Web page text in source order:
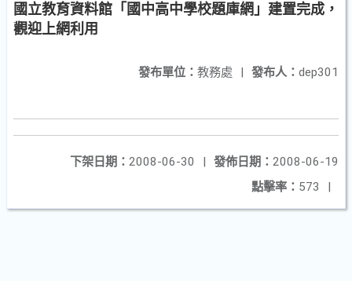
國立教育資料館「國中高中學校題庫網」建置完成，
觀迎上網利用
發布人： dep301
發布單位： 教務處 |
發佈日期： 2008-06-19
下架日期： 2008-06-30
|
點擊率： 573 |